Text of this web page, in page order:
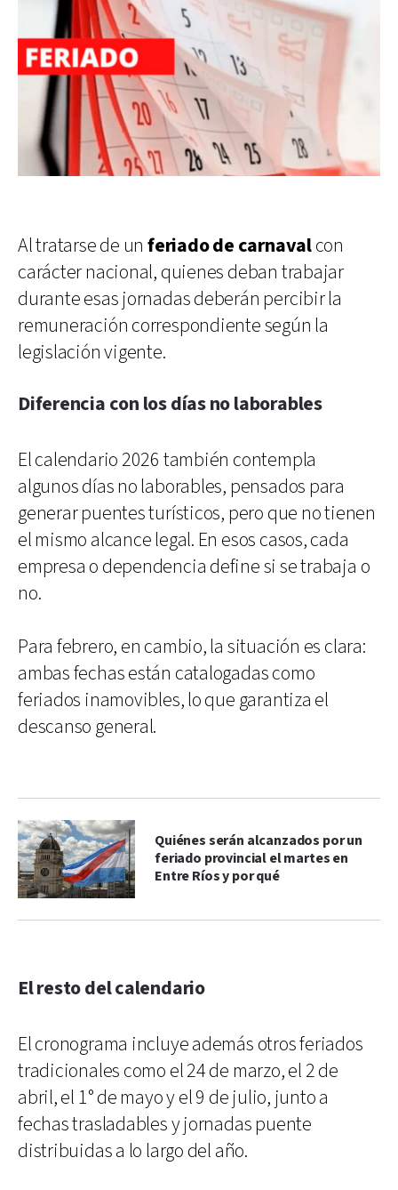
Al tratarse de unferiado de carnavalcon
carácter nacional, quienes deban trabajar
durante esas jornadas deberán percibir la
remuneración correspondiente según la
legislación vigente.
Diferencia con los días no laborables
El calendario 2026 también contempla
algunos días no laborables, pensados para
generar puentes turísticos, pero que no tienen
el mismo alcance legal. En esos casos, cada
empresa o dependencia define si se trabaja o
no.
Para febrero, en cambio, la situación es clara:
ambas fechas están catalogadas como
feriados inamovibles, lo que garantiza el
descanso general.
Quiénes serán alcanzados por un
feriado provincial el martes en
Entre Ríos y por qué
El resto del calendario
El cronograma incluye además otros feriados
tradicionales como el 24 de marzo, el 2 de
abril, el 1° de mayo y el 9 de julio, junto a
fechas trasladables y jornadas puente
distribuidas a lo largo del año.